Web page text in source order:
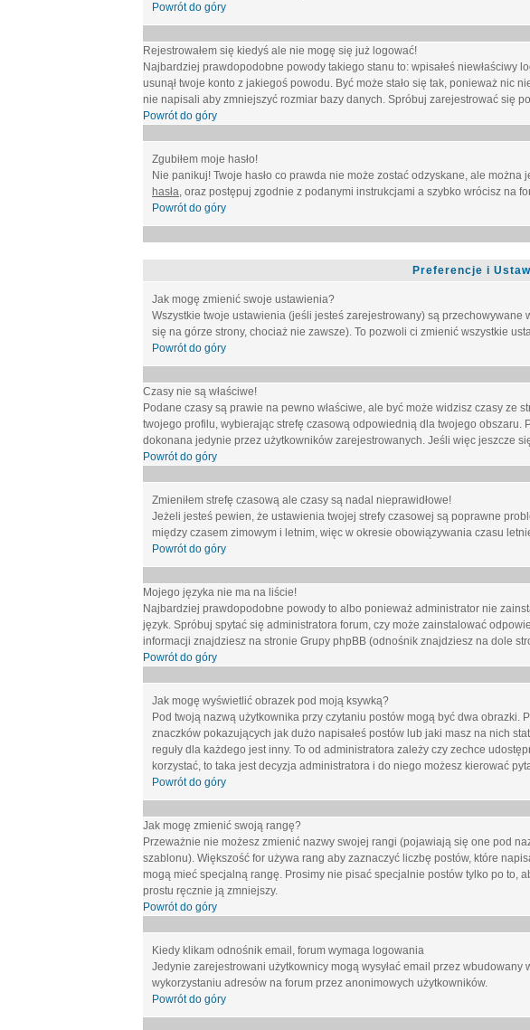
Powrót do góry
Rejestrowałem się kiedyś ale nie mogę się już logować!
Najbardziej prawdopodobne powody takiego stanu to: wpisałeś niewłaściwy
usunął twoje konto z jakiegoś powodu. Być może stało się tak, ponieważ nic
nie napisali aby zmniejszyć rozmiar bazy danych. Spróbuj zarejestrować się
Powrót do góry
Zgubiłem moje hasło!
Nie panikuj! Twoje hasło co prawda nie może zostać odzyskane, ale
hasła, oraz postępuj zgodnie z podanymi instrukcjami a szybko wrócisz na
Powrót do góry
Preferencje i
Jak mogę zmienić swoje ustawienia?
Wszystkie twoje ustawienia (jeśli jesteś zarejestrowany) są
się na górze strony, chociaż nie zawsze). To pozwoli ci zmienić wszystkie
Powrót do góry
Czasy nie są właściwe!
Podane czasy są prawie na pewno właściwe, ale być może widzisz czasy
twojego profilu, wybierając strefę czasową odpowiednią dla twojego obszaru.
dokonana jedynie przez użytkowników zarejestrowanych. Jeśli więc jeszcze
Powrót do góry
Zmieniłem strefę czasową ale czasy są nadal nieprawidłowe!
Jeżeli jesteś pewien, że ustawienia twojej strefy czasowej są poprawne
między czasem zimowym i letnim, więc w okresie obowiązywania czasu
Powrót do góry
Mojego języka nie ma na liście!
Najbardziej prawdopodobne powody to albo ponieważ administrator nie
język. Spróbuj spytać się administratora forum, czy może zainstalować
informacji znajdziesz na stronie Grupy phpBB (odnośnik znajdziesz na dole
Powrót do góry
Jak mogę wyświetlić obrazek pod moją ksywką?
Pod twoją nazwą użytkownika przy czytaniu postów mogą być dwa
znaczków pokazujących jak dużo napisałeś postów lub jaki masz na nich
reguły dla każdego jest inny. To od administratora zależy czy zechce
korzystać, to taka jest decyzja administratora i do niego możesz kierować
Powrót do góry
Jak mogę zmienić swoją rangę?
Przeważnie nie możesz zmienić nazwy swojej rangi (pojawiają się one pod
szablonu). Większość for używa rang aby zaznaczyć liczbę postów, które
mogą mieć specjalną rangę. Prosimy nie pisać specjalnie postów tylko po to,
prostu ręcznie ją zmniejszy.
Powrót do góry
Kiedy klikam odnośnik email, forum wymaga logowania
Jedynie zarejestrowani użytkownicy mogą wysyłać email przez wbudowany
wykorzystaniu adresów na forum przez anonimowych użytkowników.
Powrót do góry